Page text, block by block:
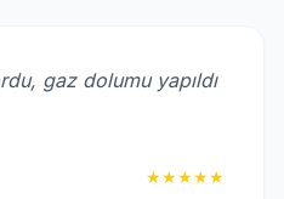
gaz dolumu yapıldı
★★★★★